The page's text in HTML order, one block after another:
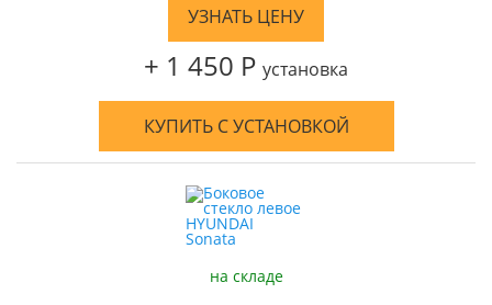
УЗНАТЬ ЦЕНУ
+ 1 450 Р установка
КУПИТЬ С УСТАНОВКОЙ
на складе